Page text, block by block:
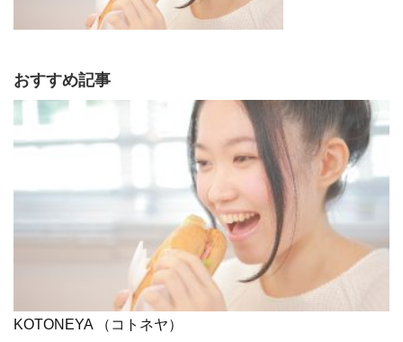
おすすめ記事
KOTONEYA （コトネヤ）